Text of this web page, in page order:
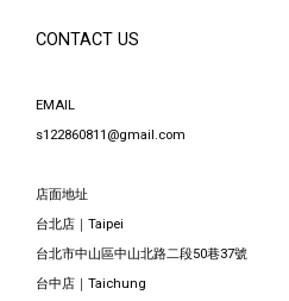
CONTACT US
EMAIL
s122860811@gmail.com
店面地址
台北店｜Taipei
台北市中山區中山北路二段50巷37號
台中店｜Taichung